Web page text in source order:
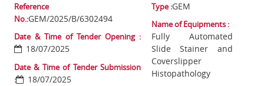
Reference
No.:GEM/2025/B/6302494
Date & Time of Tender Opening :
18/07/2025
Date & Time of Tender Submission
:
18/07/2025
Type :GEM
Name of Equipments :
Fully Automated
Slide Stainer and
Coverslipper
Histopathology